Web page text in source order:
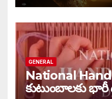
GENERAL
National
కుటుంబాలకు